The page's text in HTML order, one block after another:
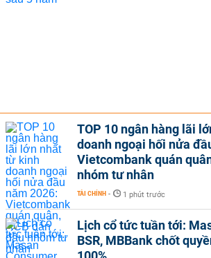
TOP 10 ngân hàng lãi
doanh ngoại hối nửa
Vietcombank quán
nhóm tư nhân
TÀI CHÍNH - 1 phút trước
Lịch cổ tức tuần tới:
BSR, MBBank chốt